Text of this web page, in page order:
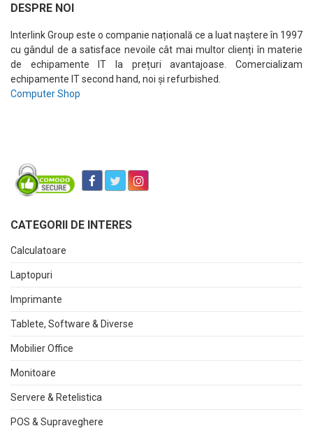
DESPRE NOI
Interlink Group este o companie națională ce a luat naștere în 1997
cu gândul de a satisface nevoile cât mai multor clienți în materie
de echipamente IT la prețuri avantajoase. Comercializam
echipamente IT second hand, noi și refurbished.
Computer Shop
CATEGORII DE INTERES
Calculatoare
Laptopuri
Imprimante
Tablete, Software & Diverse
Mobilier Office
Monitoare
Servere & Retelistica
POS & Supraveghere